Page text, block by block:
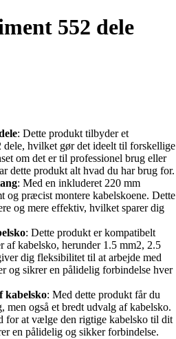
552 dele
: Dette produkt tilbyder et
dele, hvilket gør det ideelt til forskellige
om det er til professionel brug eller
dette produkt alt hvad du har brug for.
: Med en inkluderet 220 mm
og præcist montere kabelskoene. Dette
og mere effektiv, hvilket sparer dig
: Dette produkt er kompatibelt
af kabelsko, herunder 1.5 mm2, 2.5
dig fleksibilitet til at arbejde med
og sikrer en pålidelig forbindelse hver
kabelsko: Med dette produkt får du
men også et bredt udvalg af kabelsko.
for at vælge den rigtige kabelsko til dit
en pålidelig og sikker forbindelse.